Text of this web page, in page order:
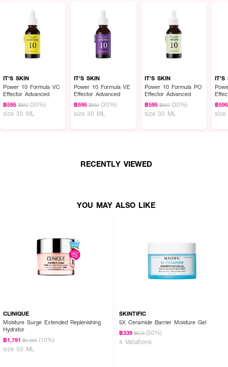
IT'S SKIN
Power 10 Formula VC
Effector Advanced
฿595 ฿850 (30%)
size 30 ML
IT'S SKIN
Power 10 Formula VE
Effector Advanced
฿595 ฿850 (30%)
size 30 ML
IT'S SKIN
Power 10 Formula PO
Effector Advanced
฿595 ฿850 (30%)
size 30 ML
IT'S
฿595
size
RECENTLY VIEWED
YOU MAY ALSO LIKE
CLINIQUE
Moisture Surge Extended Replenishing
Hydrator
฿1,791 ฿1,990 (10%)
size 50 ML
SKINTIFIC
5X Ceramide Barrier Moisture Gel
฿339 ฿679 (50%)
4 Variations